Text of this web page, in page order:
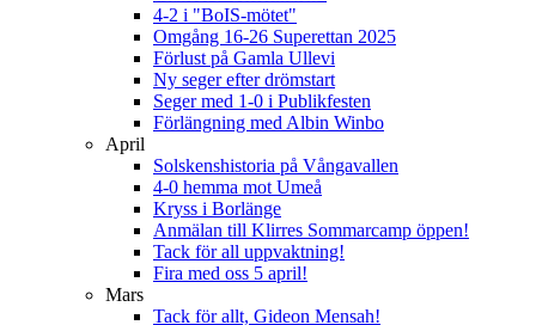
4-2 i "BoIS-mötet"
Omgång 16-26 Superettan 2025
Förlust på Gamla Ullevi
Ny seger efter drömstart
Seger med 1-0 i Publikfesten
Förlängning med Albin Winbo
April
Solskenshistoria på Vångavallen
4-0 hemma mot Umeå
Kryss i Borlänge
Anmälan till Klirres Sommarcamp öppen!
Tack för all uppvaktning!
Fira med oss 5 april!
Mars
Tack för allt, Gideon Mensah!